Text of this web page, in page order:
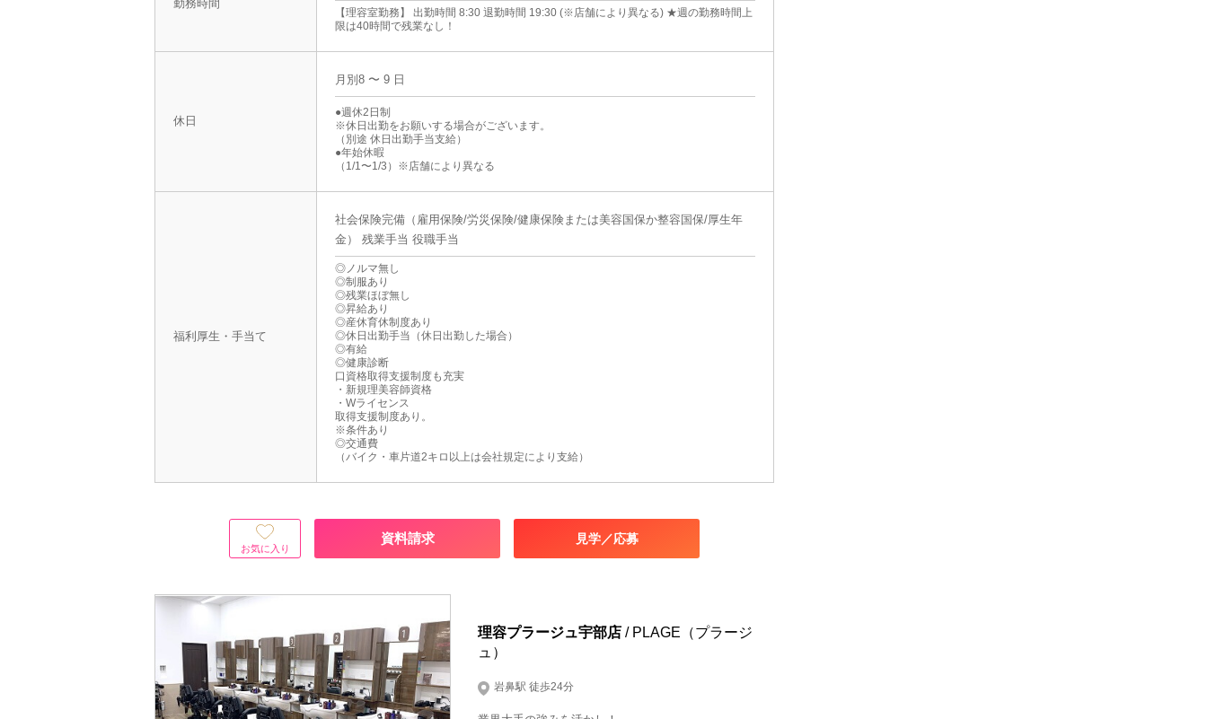
勤務時間
【理容室勤務】 出勤時間 8:30 退勤時間 19:30 (※店舗により異なる) ★週の勤務時間上
限は40時間で残業なし！
休日
月別8 〜 9 日
●週休2日制
※休日出勤をお願いする場合がございます。
（別途 休日出勤手当支給）
●年始休暇
（1/1〜1/3）※店舗により異なる
福利厚生・手当て
社会保険完備（雇用保険/労災保険/健康保険または美容国保か整容国保/厚生年
金） 残業手当 役職手当
◎ノルマ無し
◎制服あり
◎残業ほぼ無し
◎昇給あり
◎産休育休制度あり
◎休日出勤手当（休日出勤した場合）
◎有給
◎健康診断
口資格取得支援制度も充実
・新規理美容師資格
・Wライセンス
取得支援制度あり。
※条件あり
◎交通費
（バイク・車片道2キロ以上は会社規定により支給）
お気に入り
資料請求 見学／応募
理容プラージュ宇部店 / PLAGE（プラージ
ュ）
岩鼻駅 徒歩24分